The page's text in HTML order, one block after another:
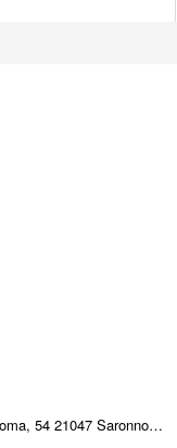
Smart Touch srl - P.IVA IT-03357540123 - via Roma, 54 21047 Saronno (VA) ITALY